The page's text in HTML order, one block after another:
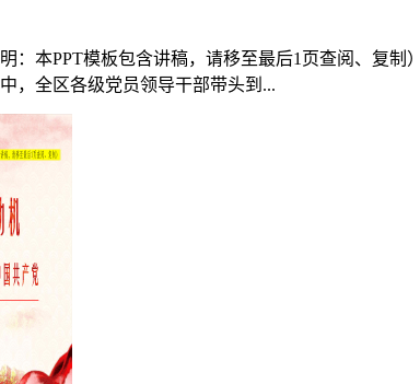
：本PPT模板包含讲稿，请移至最后1页查阅、复
，全区各级党员领导干部带头到...